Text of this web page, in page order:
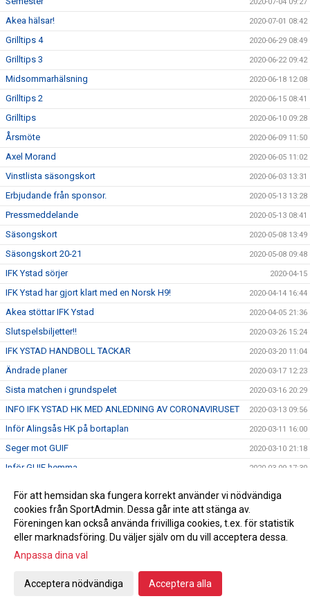
2020-07-04 09:27
Akea hälsar! 2020-07-01 08:42
Grilltips 4 2020-06-29 08:49
Grilltips 3 2020-06-22 09:42
Midsommarhälsning 2020-06-18 12:08
Grilltips 2 2020-06-15 08:41
Grilltips 2020-06-10 09:28
Årsmöte 2020-06-09 11:50
Axel Morand 2020-06-05 11:02
Vinstlista säsongskort 2020-06-03 13:31
Erbjudande från sponsor. 2020-05-13 13:28
Pressmeddelande 2020-05-13 08:41
Säsongskort 2020-05-08 13:49
Säsongskort 20-21 2020-05-08 09:48
IFK Ystad sörjer 2020-04-15
IFK Ystad har gjort klart med en Norsk H9! 2020-04-14 16:44
Akea stöttar IFK Ystad 2020-04-05 21:36
Slutspelsbiljetter!! 2020-03-26 15:24
IFK YSTAD HANDBOLL TACKAR 2020-03-20 11:04
Ändrade planer 2020-03-17 12:23
Sista matchen i grundspelet 2020-03-16 20:29
INFO IFK YSTAD HK MED ANLEDNING AV CORONAVIRUSET 2020-03-13 09:56
Inför Alingsås HK på bortaplan 2020-03-11 16:00
Seger mot GUIF 2020-03-10 21:18
Inför GUIF hemma 2020-03-09 17:30
Inför Redbergslids IK borta
Seger mot HK Varberg 2020-03-02 21:30
Etablerad målvakt med Internationell erfarenhet klar för IFK
Ystad !
För att hemsidan ska fungera korrekt använder vi nödvändiga
cookies från SportAdmin. Dessa går inte att stänga av.
Föreningen kan också använda frivilliga cookies, t.ex. för statistik
eller marknadsföring. Du väljer själv om du vill acceptera dessa.
Anpassa dina val
Acceptera nödvändiga Acceptera alla